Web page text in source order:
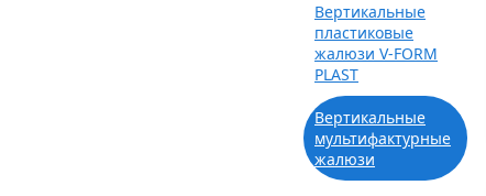
Вертикальные
пластиковые
жалюзи V-FORM
PLAST
Вертикальные
мультифактурные
жалюзи